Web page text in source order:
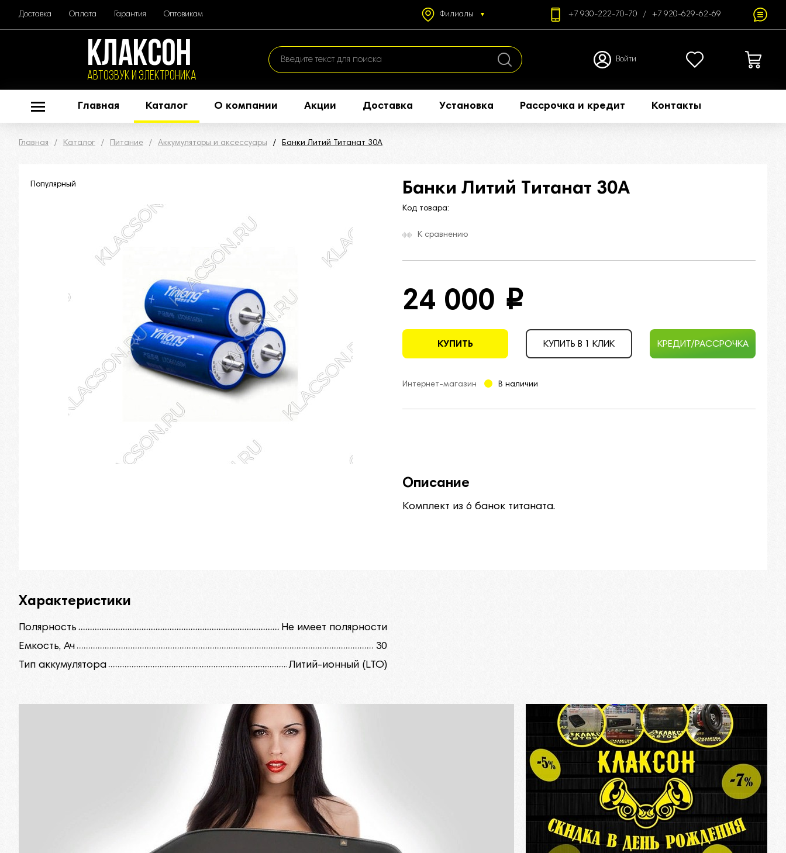
Доставка Оплата Гарантия Оптовикам Филиалы +7 930-222-70-70 +7 920-629-62-69
КЛАКСОН
АВТОЗВУК и ЭЛЕКТРОНИКА
Войти
Главная Каталог О компании Акции Доставка Установка Рассрочка и кредит Контакты
Главная Каталог Питание Аккумуляторы и аксессуары Банки Литий Титанат 30А
Популярный Банки Литий Титанат 30А
Код товара:
К сравнению
24 000 i
КУПИТЬ КУПИТЬ В 1 КЛИК КРЕДИТ/РАССРОЧКА
Интернет-магазин В наличии
Описание
Комплект из 6 банок титаната.
Характеристики
Полярность
Не имеет полярности
Емкость, Ач
30
Тип аккумулятора
Литий-ионный (LTO)